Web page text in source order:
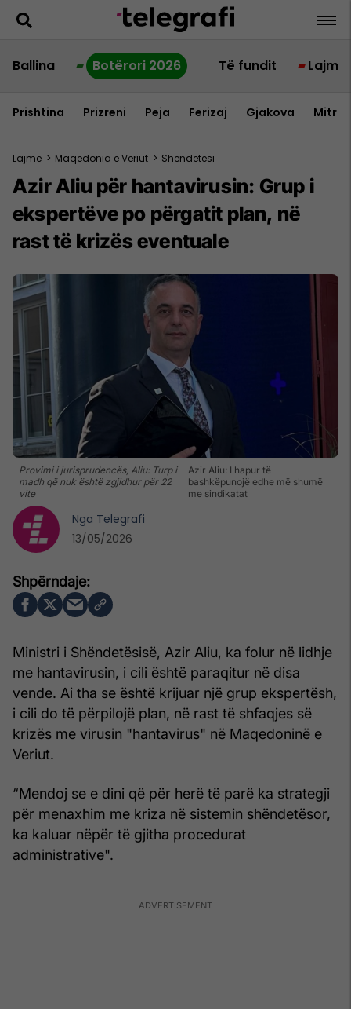
Ballina Botërori 2026 Të fundit Lajme
Prishtina Prizreni Peja Ferizaj Gjakova
Lajme > Maqedonia e Veriut > Shëndetësi
Azir Aliu për hantavirusin: Grup i
ekspertëve po përgatit plan, në
rast të krizës eventuale
Provimi i jurisprudencës, Aliu: Turp i
madh që nuk është zgjidhur për 22
vite
Azir Aliu: I hapur të
bashkëpunojë edhe më shumë
me sindikatat
Ministri i Shëndetësisë, Azir Aliu, ka folur në lidhje
me hantavirusin, i cili është paraqitur në disa
vende. Ai tha se është krijuar një grup ekspertësh,
i cili do të përpilojë plan, në rast të shfaqjes së
krizës me virusin "hantavirus" në Maqedoninë e
Veriut.
“Mendoj se e dini që për herë të parë ka strategji
për menaxhim me kriza në sistemin shëndetësor,
ka kaluar nëpër të gjitha procedurat
administrative".
Nga Telegrafi
13/05/2026